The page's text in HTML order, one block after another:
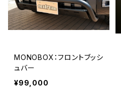
MONOBOX：フロントブッシ
ュバー
¥99,000